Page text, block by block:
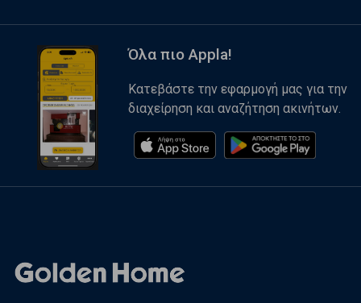
Όλα πιο Appla!
Κατεβάστε την εφαρμογή μας για την
διαχείρηση και αναζήτηση ακινήτων.